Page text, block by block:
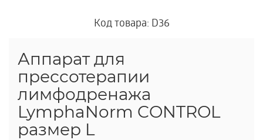
Код товара: D36
Аппарат для
прессотерапии
лимфодренажа
LymphaNorm CONTROL
размер L